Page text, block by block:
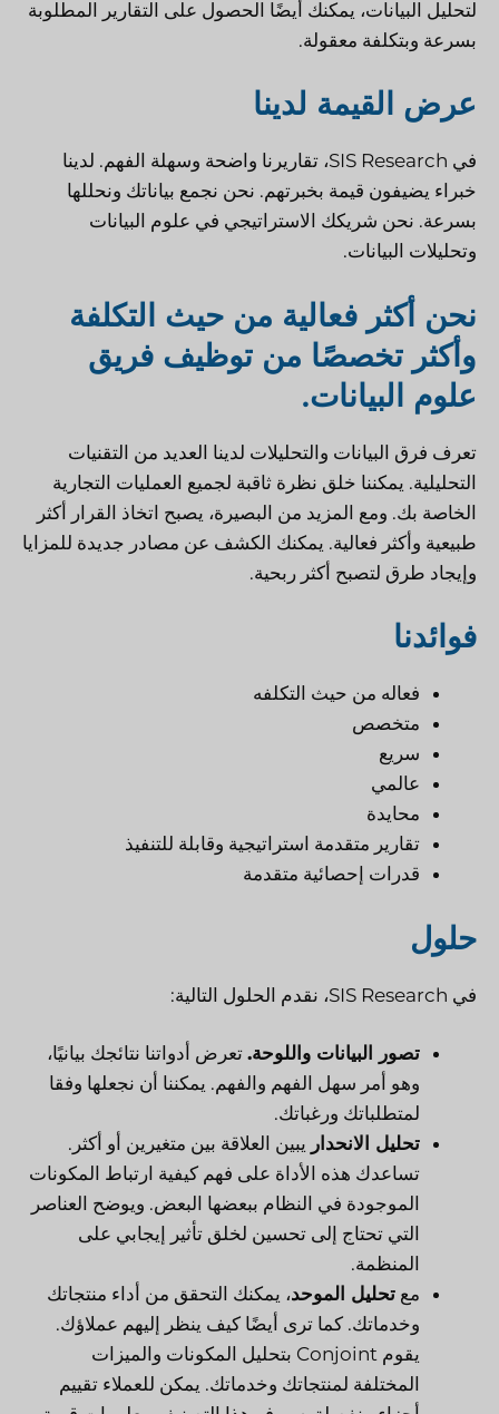
لتحليل البيانات، يمكنك أيضًا الحصول على التقارير المطلوبة
بسرعة وبتكلفة معقولة.
عرض القيمة لدينا
في SIS Research، تقاريرنا واضحة وسهلة الفهم. لدينا
خبراء يضيفون قيمة بخبرتهم. نحن نجمع بياناتك ونحللها
بسرعة. نحن شريكك الاستراتيجي في علوم البيانات
وتحليلات البيانات.
نحن أكثر فعالية من حيث التكلفة
وأكثر تخصصًا من توظيف فريق
علوم البيانات.
تعرف فرق البيانات والتحليلات لدينا العديد من التقنيات
التحليلية. يمكننا خلق نظرة ثاقبة لجميع العمليات التجارية
الخاصة بك. ومع المزيد من البصيرة، يصبح اتخاذ القرار أكثر
طبيعية وأكثر فعالية. يمكنك الكشف عن مصادر جديدة للمزايا
وإيجاد طرق لتصبح أكثر ربحية.
فوائدنا
فعاله من حيث التكلفه
متخصص
سريع
عالمي
محايدة
تقارير متقدمة استراتيجية وقابلة للتنفيذ
قدرات إحصائية متقدمة
حلول
في SIS Research، نقدم الحلول التالية:
تصور البيانات واللوحة. تعرض أدواتنا نتائجك بيانيًا،
وهو أمر سهل الفهم والفهم. يمكننا أن نجعلها وفقا
لمتطلباتك ورغباتك.
تحليل الانحدار يبين العلاقة بين متغيرين أو أكثر.
تساعدك هذه الأداة على فهم كيفية ارتباط المكونات
الموجودة في النظام ببعضها البعض. ويوضح العناصر
التي تحتاج إلى تحسين لخلق تأثير إيجابي على
المنظمة.
مع تحليل الموحد، يمكنك التحقق من أداء منتجاتك
وخدماتك. كما ترى أيضًا كيف ينظر إليهم عملاؤك.
يقوم Conjoint بتحليل المكونات والميزات
المختلفة لمنتجاتك وخدماتك. يمكن للعملاء تقييم